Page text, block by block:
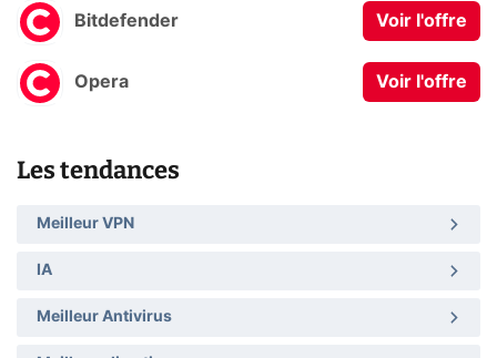
Bitdefender Voir l'offre
Opera Voir l'offre
Les tendances
Meilleur VPN
IA
Meilleur Antivirus